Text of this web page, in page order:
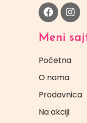
Meni
Početna
O nama
Prodavnica
Na akciji